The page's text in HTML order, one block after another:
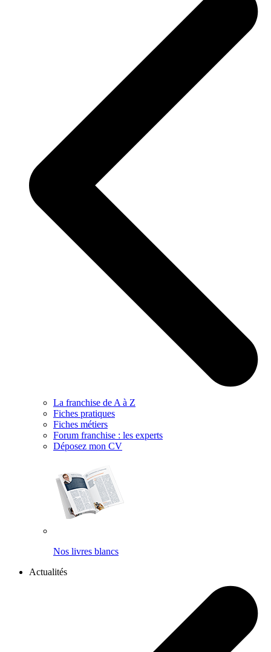
La franchise de A à Z
Fiches pratiques
Fiches métiers
Forum franchise : les experts
Déposez mon CV
Nos livres blancs
Actualités